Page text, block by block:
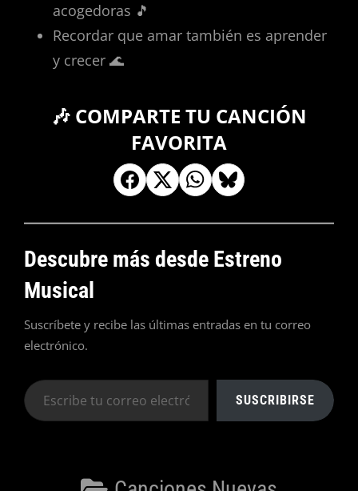
acogedoras 🎵
Recordar que amar también es aprender
y crecer 🌊
🎶 COMPARTE TU CANCIÓN
FAVORITA
Descubre más desde Estreno
Musical
Suscríbete y recibe las últimas entradas en tu correo
electrónico.
Escribe
tu
SUSCRIBIRSE
Categorías